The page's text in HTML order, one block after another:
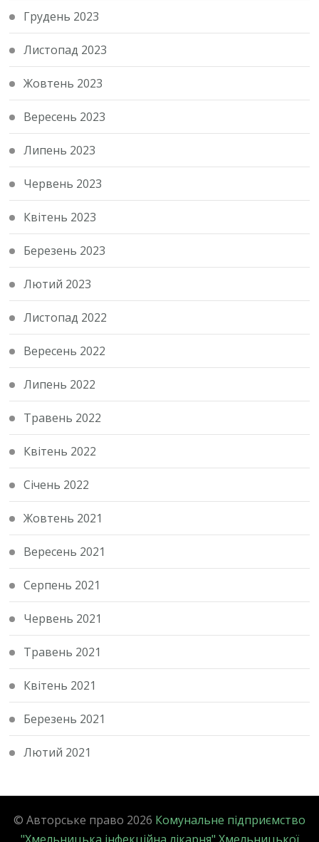
Грудень 2023
Листопад 2023
Жовтень 2023
Вересень 2023
Липень 2023
Червень 2023
Квітень 2023
Березень 2023
Лютий 2023
Листопад 2022
Вересень 2022
Липень 2022
Травень 2022
Квітень 2022
Січень 2022
Жовтень 2021
Вересень 2021
Серпень 2021
Червень 2021
Травень 2021
Квітень 2021
Березень 2021
Лютий 2021
© Авторське право 2026 Комунальне підприємство